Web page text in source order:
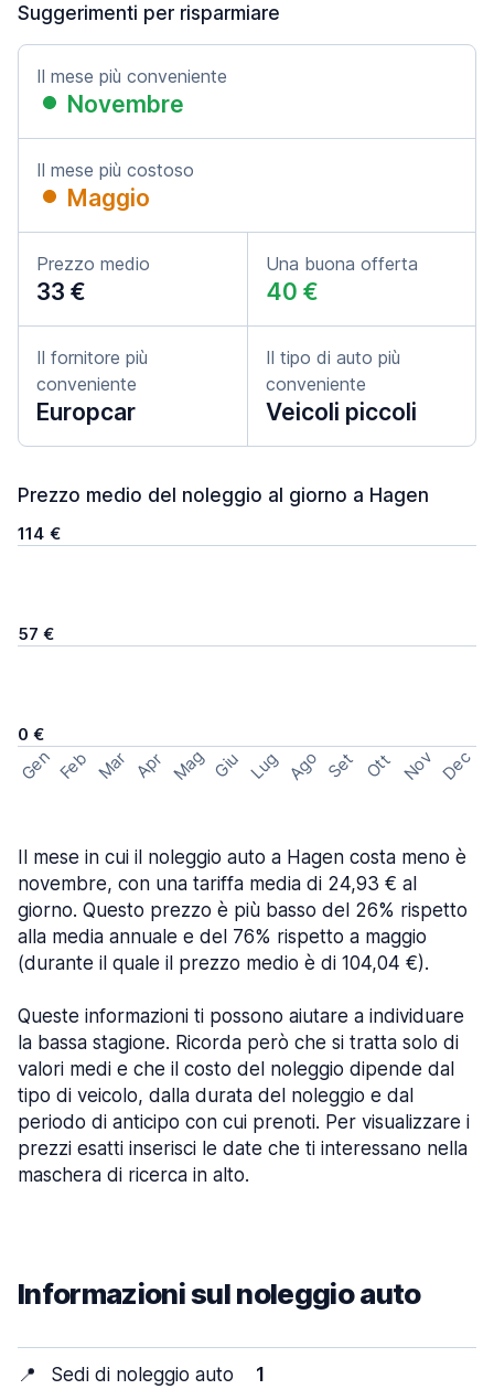
Suggerimenti per risparmiare
Il mese più conveniente
Novembre
Il mese più costoso
Maggio
Prezzo medio
33 €
Una buona offerta
40 €
Il fornitore più
conveniente
Europcar
Il tipo di auto più
conveniente
Veicoli piccoli
Prezzo medio del noleggio al giorno a Hagen
114 €
57 €
0 €
Gen Feb Mar Apr Mag Giu Lug Ago Set Ott Nov Dec
Il mese in cui il noleggio auto a Hagen costa meno è
novembre, con una tariffa media di 24,93 € al
giorno. Questo prezzo è più basso del 26% rispetto
alla media annuale e del 76% rispetto a maggio
(durante il quale il prezzo medio è di 104,04 €).
Queste informazioni ti possono aiutare a individuare
la bassa stagione. Ricorda però che si tratta solo di
valori medi e che il costo del noleggio dipende dal
tipo di veicolo, dalla durata del noleggio e dal
periodo di anticipo con cui prenoti. Per visualizzare i
prezzi esatti inserisci le date che ti interessano nella
maschera di ricerca in alto.
Informazioni sul noleggio auto
📍 Sedi di noleggio auto 1